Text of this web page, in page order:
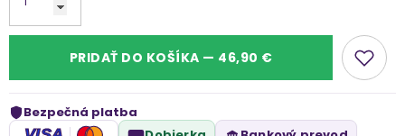
PRIDAŤ DO KOŠÍKA — 46,90 €
Bezpečná platba